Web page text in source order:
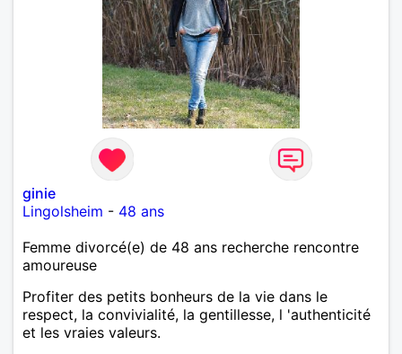
ginie
Lingolsheim - 48 ans
Femme divorcé(e) de 48 ans recherche rencontre
amoureuse
Profiter des petits bonheurs de la vie dans le
respect, la convivialité, la gentillesse, l 'authenticité
et les vraies valeurs.